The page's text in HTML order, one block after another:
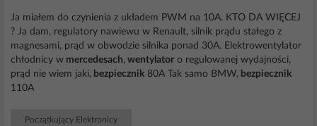
Ja miałem do czynienia z układem PWM na 10A. KTO DA WIĘCEJ
? Ja dam, regulatory nawiewu w Renault, silnik prądu stałego z
magnesami, prąd w obwodzie silnika ponad 30A. Elektrowentylator
chłodnicy w mercedesach, wentylator o regulowanej wydajności,
prąd nie wiem jaki, bezpiecznik 80A Tak samo BMW, bezpiecznik
110A
Początkujący Elektronicy